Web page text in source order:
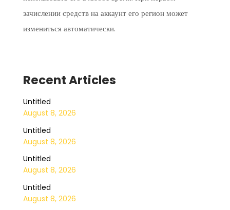
зачислении средств на аккаунт его регион может
измениться автоматически.
Recent Articles
Untitled
August 8, 2026
Untitled
August 8, 2026
Untitled
August 8, 2026
Untitled
August 8, 2026